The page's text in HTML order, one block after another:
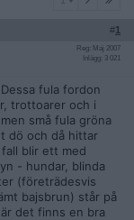
#1
Reg: Maj 2007
Inlägg: 3 021
fula fordon
trottoarer och i
små fula gröna
dö och då hittar
blir ett med
- hundar, blinda
(företrädesvis
bajsbrun) står på
det finns en bra